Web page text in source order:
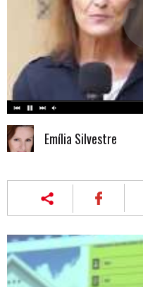
Emília Silvestre